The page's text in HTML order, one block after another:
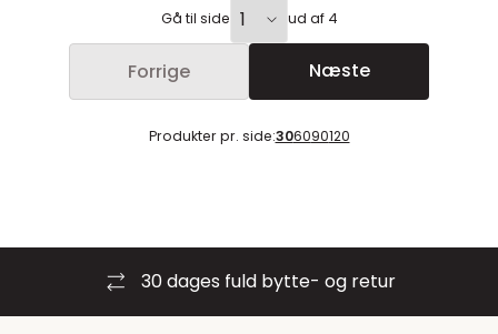
Gå til side ud af 4
Forrige Næste
Produkter pr. side:306090120
30 dages fuld bytte- og retur